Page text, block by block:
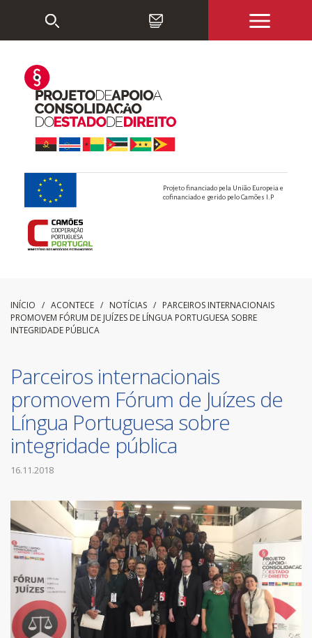
Projeto financiado pela União Europeia e
cofinanciado e gerido pelo Camões I.P
INÍCIO / ACONTECE / NOTÍCIAS / PARCEIROS INTERNACIONAIS
PROMOVEM FÓRUM DE JUÍZES DE LÍNGUA PORTUGUESA SOBRE
INTEGRIDADE PÚBLICA
Parceiros internacionais
promovem Fórum de Juízes de
Língua Portuguesa sobre
integridade pública
16.11.2018